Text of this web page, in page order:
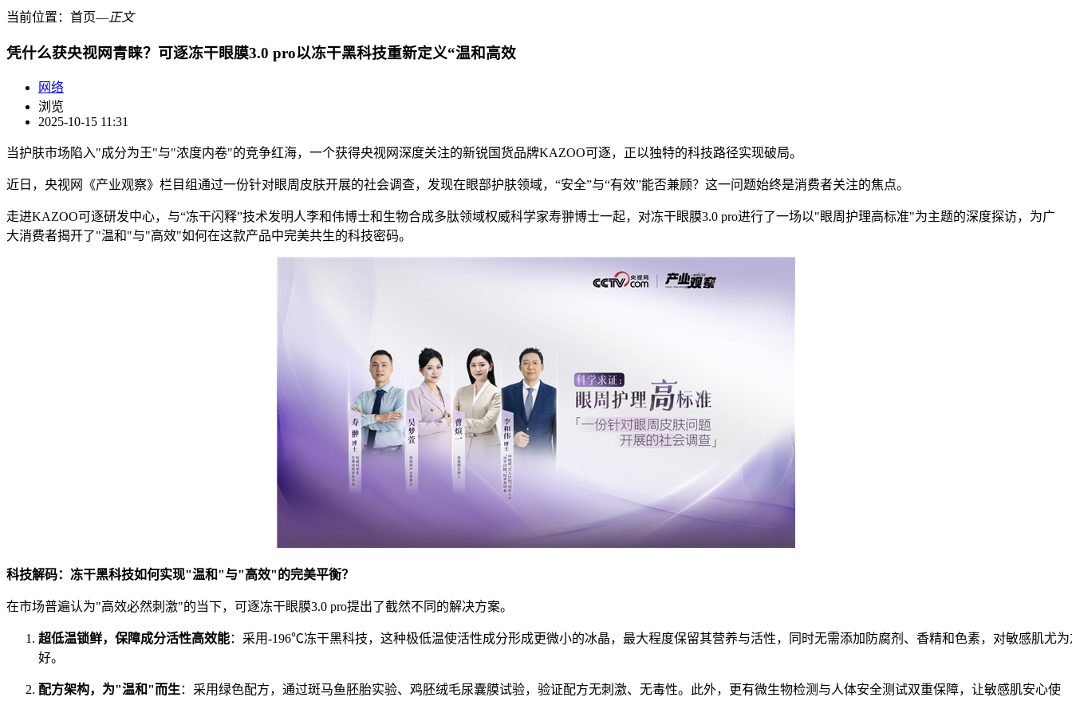
当前位置： 首页―正文
凭什么获央视网青睐？可逐冻干眼膜3.0 pro以冻干黑科技重新定义“温和高效
网络
浏览
2025-10-15 11:31
当护肤市场陷入"成分为王"与"浓度内卷"的竞争红海，一个获得央视网深度关注的新锐国货品牌KAZOO可逐，正以独特的科技路径实现破局。
近日，央视网《产业观察》栏目组通过一份针对眼周皮肤开展的社会调查，发现在眼部护肤领域，“安全”与“有效”能否兼顾？这一问题始终是消费者关注的焦点。
走进KAZOO可逐研发中心，与“冻干闪释”技术发明人李和伟博士和生物合成多肽领域权威科学家寿翀博士一起，对冻干眼膜3.0 pro进行了一场以"眼周护理高标准"为主题的深度探访，为广
大消费者揭开了"温和"与"高效"如何在这款产品中完美共生的科技密码。
科技解码：冻干黑科技如何实现"温和"与"高效"的完美平衡？
在市场普遍认为"高效必然刺激"的当下，可逐冻干眼膜3.0 pro提出了截然不同的解决方案。
超低温锁鲜，保障成分活性高效能：采用-196℃冻干黑科技，这种极低温使活性成分形成更微小的冰晶，最大程度保留其营养与活性，同时无需添加防腐剂、香精和色素，对敏感肌尤为
好。
配方架构，为"温和"而生：采用绿色配方，通过斑马鱼胚胎实验、鸡胚绒毛尿囊膜试验，验证配方无刺激、无毒性。此外，更有微生物检测与人体安全测试双重保障，让敏感肌安心使